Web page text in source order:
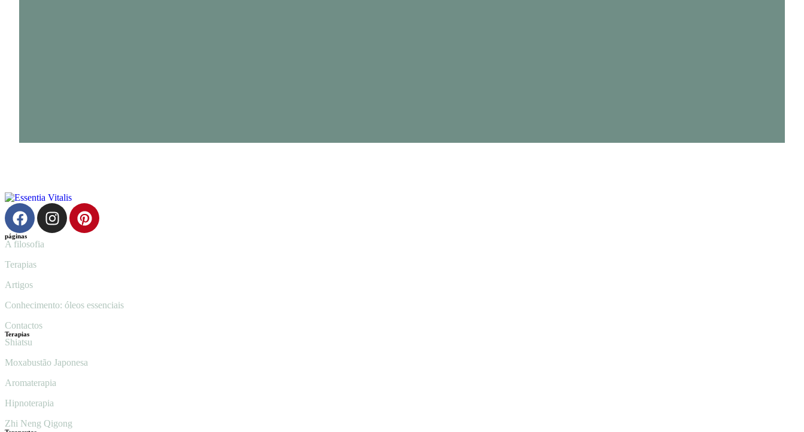
páginas
A filosofia
Terapias
Artigos
Conhecimento: óleos essenciais
Contactos
Terapias
Shiatsu
Moxabustão Japonesa
Aromaterapia
Hipnoterapia
Zhi Neng Qigong